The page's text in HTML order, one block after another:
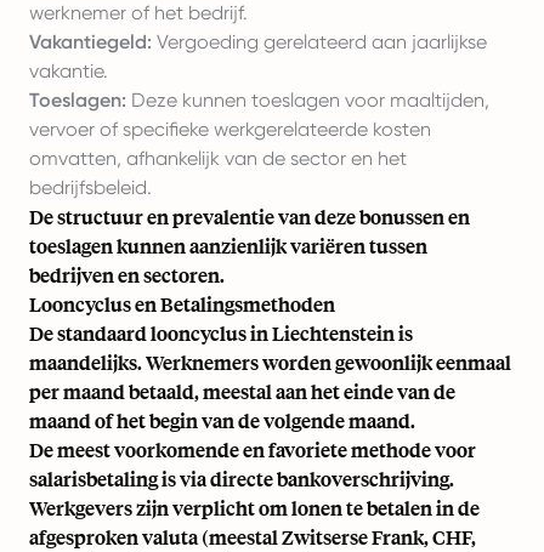
werknemer of het bedrijf.
Vakantiegeld: Vergoeding gerelateerd aan jaarlijkse
vakantie.
Toeslagen: Deze kunnen toeslagen voor maaltijden,
vervoer of specifieke werkgerelateerde kosten
omvatten, afhankelijk van de sector en het
bedrijfsbeleid.
De structuur en prevalentie van deze bonussen en
toeslagen kunnen aanzienlijk variëren tussen
bedrijven en sectoren.
Looncyclus en Betalingsmethoden
De standaard looncyclus in Liechtenstein is
maandelijks. Werknemers worden gewoonlijk eenmaal
per maand betaald, meestal aan het einde van de
maand of het begin van de volgende maand.
De meest voorkomende en favoriete methode voor
salarisbetaling is via directe bankoverschrijving.
Werkgevers zijn verplicht om lonen te betalen in de
afgesproken valuta (meestal Zwitserse Frank, CHF,